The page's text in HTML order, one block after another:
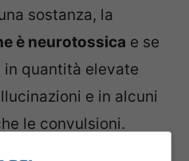
sostanza, la
è neurotossica e se
in quantità elevate
e in alcuni
le convulsioni.
soprattutto